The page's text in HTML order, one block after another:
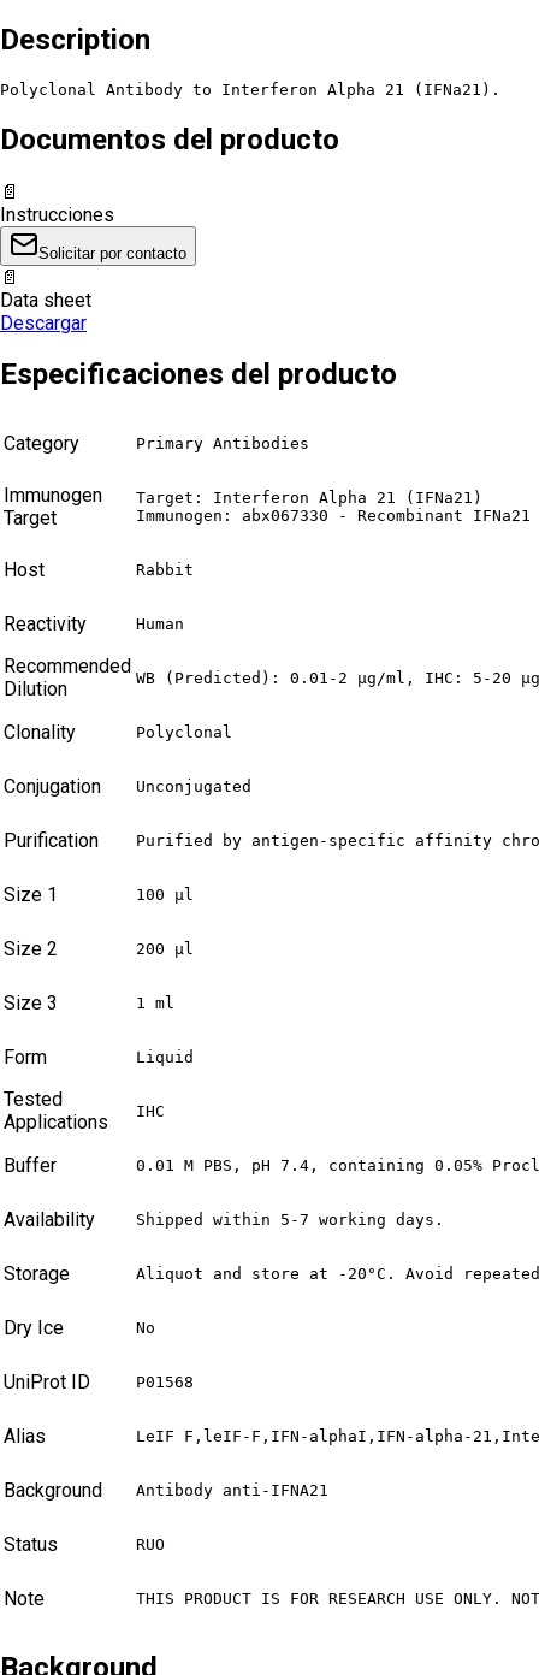
Description
Polyclonal Antibody to Interferon Alpha 21 (IFNa21).
Documentos del producto
📄
Instrucciones
Solicitar por contacto
📄
Data sheet
Descargar
Especificaciones del producto
Category Primary Antibodies
Immunogen
Target
Target: Interferon Alpha 21 (IFNa21)
Immunogen: abx067330 - Recombinant
Host Rabbit
Reactivity Human
Recommended
Dilution
WB (Predicted): 0.01-2 µg/ml, IHC: 5-20
Clonality Polyclonal
Conjugation Unconjugated
Purification Purified by antigen-specific affinity
Size 1 100 µl
Size 2 200 µl
Size 3 1 ml
Form Liquid
Tested
Applications
IHC
Buffer 0.01 M PBS, pH 7.4, containing 0.05%
Availability Shipped within 5-7 working days.
Storage Aliquot and store at -20°C. Avoid
Dry Ice No
UniProt ID P01568
Alias LeIF F,leIF-F,IFN-alphaI,IFN-alpha-
Background Antibody anti-IFNA21
Status RUO
Note THIS PRODUCT IS FOR RESEARCH USE ONLY.
Background